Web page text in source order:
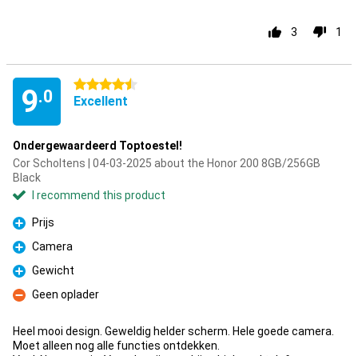
3 1
9.0
4.5 stars
Excellent
Ondergewaardeerd Toptoestel!
Cor Scholtens | 04-03-2025 about the Honor 200 8GB/256GB
Black
I recommend this product
Pro
Prijs
Pro
Camera
Pro
Gewicht
Con
Geen oplader
Heel mooi design. Geweldig helder scherm. Hele goede camera.
Moet alleen nog alle functies ontdekken.